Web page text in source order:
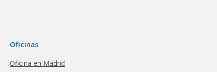
Oficinas
Oficina en Madrid